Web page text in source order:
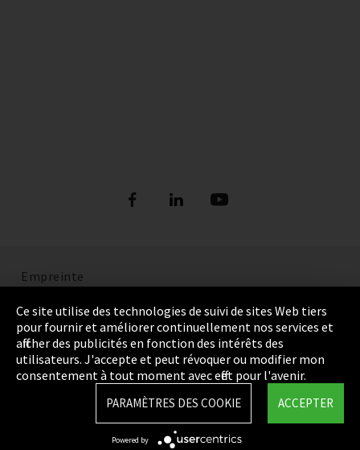
Empreinte
Politique de confidentialité
Cookie Settings
Termes et Conditions
Integrity Line
Ce site utilise des technologies de suivi de sites Web tiers
pour fournir et améliorer continuellement nos services et
afficher des publicités en fonction des intérêts des
utilisateurs. J'accepte et peut révoquer ou modifier mon
consentement à tout moment avec effet pour l'avenir.
ACCEPTER
PARAMÈTRES DES COOKIE
Powered by